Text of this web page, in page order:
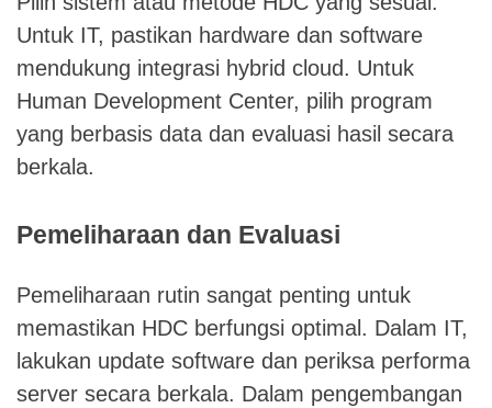
Untuk IT, pastikan hardware dan software
mendukung integrasi hybrid cloud. Untuk
Human Development Center, pilih program
yang berbasis data dan evaluasi hasil secara
berkala.
Pemeliharaan dan Evaluasi
Pemeliharaan rutin sangat penting untuk
memastikan HDC berfungsi optimal. Dalam IT,
lakukan update software dan periksa performa
server secara berkala. Dalam pengembangan